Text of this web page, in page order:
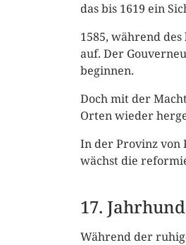
das bis 1619 ein
1585, während
auf. Der
beginnen.
Doch mit der
Orten wieder
In der Provinz von
wächst die
17.
Während der